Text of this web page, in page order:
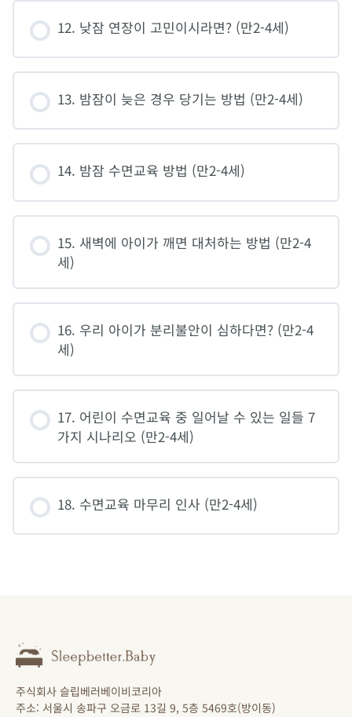
12. 낮잠 연장이 고민이시라면? (만2-4세)
13. 밤잠이 늦은 경우 당기는 방법 (만2-4세)
14. 밤잠 수면교육 방법 (만2-4세)
15. 새벽에 아이가 깨면 대처하는 방법 (만2-4
세)
16. 우리 아이가 분리불안이 심하다면? (만2-4
세)
17. 어린이 수면교육 중 일어날 수 있는 일들 7
가지 시나리오 (만2-4세)
18. 수면교육 마무리 인사 (만2-4세)
주식회사 슬립베러베이비코리아
주소: 서울시 송파구 오금로 13길 9, 5층 5469호(방이동)